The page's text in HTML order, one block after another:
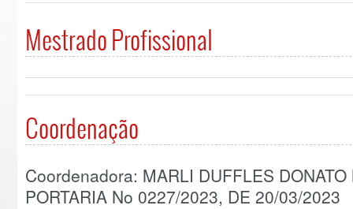
Mestrado Profissional
Coordenação
Coordenadora: MARLI DUFFLES DONATO
PORTARIA No 0227/2023, DE 20/03/2023